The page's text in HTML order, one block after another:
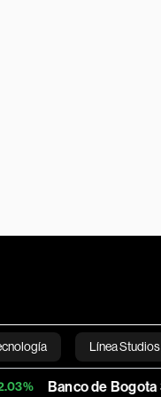
Línea Studios
English
de Bogota 38,800.00